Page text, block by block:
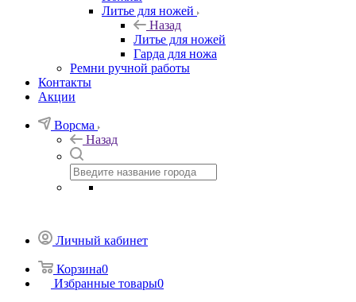
Литье для ножей
Назад
Литье для ножей
Гарда для ножа
Ремни ручной работы
Контакты
Акции
Ворсма
Назад
Личный кабинет
Корзина0
Избранные товары0